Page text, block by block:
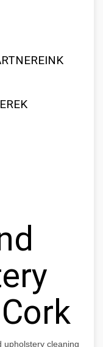
upholstery cleaning